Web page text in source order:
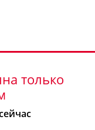
только